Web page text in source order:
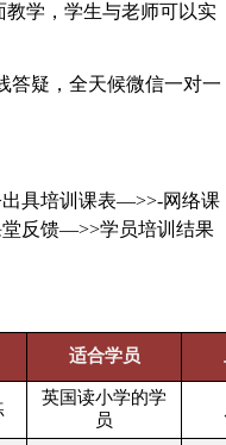
教学，学生与老师可以实
答疑，全天候微信一对一
出具培训课表—>>-网络课
堂反馈—>>学员培训结果
适合学员
英国读小学的学
员